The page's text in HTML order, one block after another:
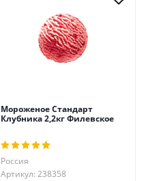
Мороженое Стандарт
Клубника 2,2кг Филевское
Россия
Артикул: 238358